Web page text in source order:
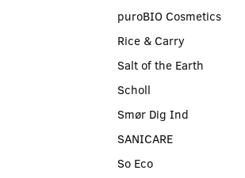
puroBIO Cosmetics
Rice & Carry
Salt of the Earth
Scholl
Smør Dig Ind
SANICARE
So Eco